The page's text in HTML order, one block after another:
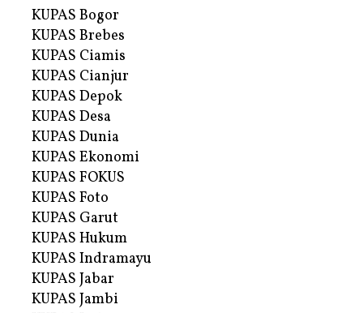
KUPAS Bogor
KUPAS Brebes
KUPAS Ciamis
KUPAS Cianjur
KUPAS Depok
KUPAS Desa
KUPAS Dunia
KUPAS Ekonomi
KUPAS FOKUS
KUPAS Foto
KUPAS Garut
KUPAS Hukum
KUPAS Indramayu
KUPAS Jabar
KUPAS Jambi